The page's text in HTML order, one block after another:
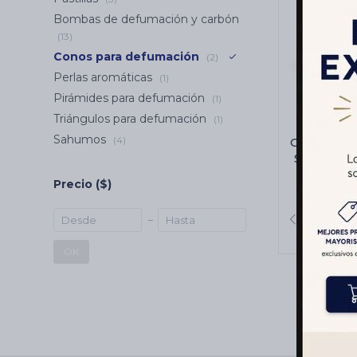
CONOS
Bombas de defumación y carbón
(13)
Conos para defumación (2)
Perlas aromáticas (1)
Pirámides para defumación (1)
Triángulos para defumación (1)
Sahumos (4)
Precio ($)